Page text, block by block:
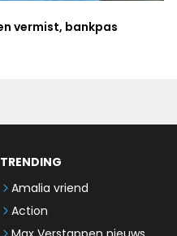
vermist, bankpas
TRENDING
Amalia vriend
Action